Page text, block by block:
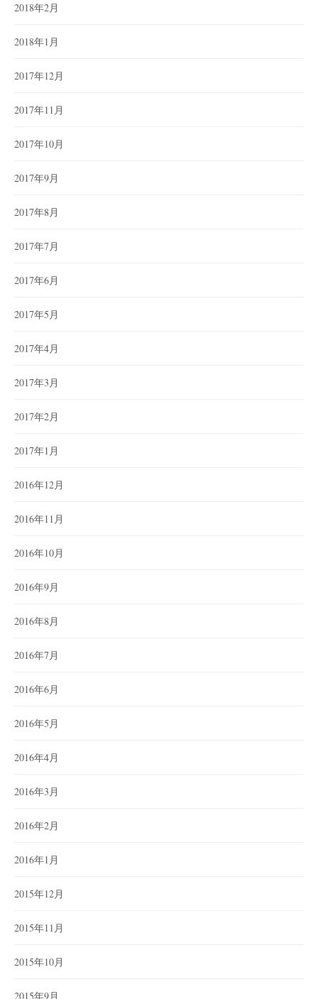
2018年2月
2018年1月
2017年12月
2017年11月
2017年10月
2017年9月
2017年8月
2017年7月
2017年6月
2017年5月
2017年4月
2017年3月
2017年2月
2017年1月
2016年12月
2016年11月
2016年10月
2016年9月
2016年8月
2016年7月
2016年6月
2016年5月
2016年4月
2016年3月
2016年2月
2016年1月
2015年12月
2015年11月
2015年10月
2015年9月